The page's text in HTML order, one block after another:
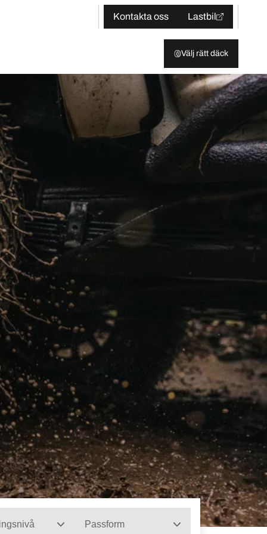
Kontakta oss Lastbil
Välj rätt däck
Passform